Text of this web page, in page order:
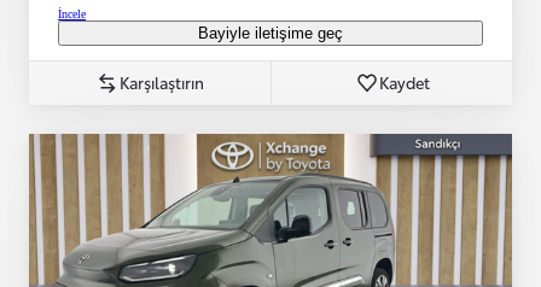
İncele
Bayiyle iletişime geç
Karşılaştırın Kaydet